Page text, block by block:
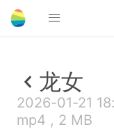
龙女
2026-01-21
mp4 , 2 MB